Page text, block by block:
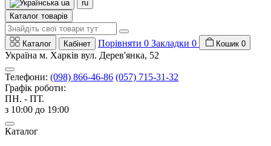
ua
ru
Каталог товарів
Каталог Кабінет Порівняти 0 Закладки 0 Кошик 0
Україна м. Харків вул. Дерев'янка, 52
Телефони: (098) 866-46-86 (057) 715-31-32
Графік роботи:
ПН. - ПТ.
з 10:00 до 19:00
Каталог